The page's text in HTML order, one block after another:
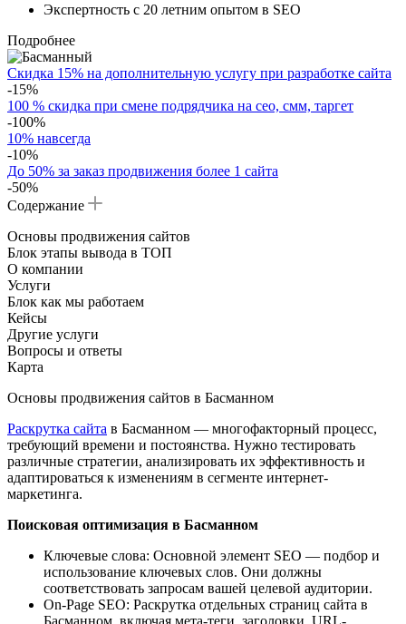
Экспертность с 20 летним опытом в SEO
Подробнее
Скидка 15% на дополнительную услугу при разработке сайта
-15%
100 % скидка при смене подрядчика на сео, смм, таргет
-100%
10% навсегда
-10%
До 50% за заказ продвижения более 1 сайта
-50%
Содержание
Основы продвижения сайтов
Блок этапы вывода в ТОП
О компании
Услуги
Блок как мы работаем
Кейсы
Другие услуги
Вопросы и ответы
Карта
Основы продвижения сайтов в Басманном
Раскрутка сайта в Басманном — многофакторный процесс,
требующий времени и постоянства. Нужно тестировать
различные стратегии, анализировать их эффективность и
адаптироваться к изменениям в сегменте интернет-
маркетинга.
Поисковая оптимизация в Басманном
Ключевые слова: Основной элемент SEO — подбор и
использование ключевых слов. Они должны
соответствовать запросам вашей целевой аудитории.
On-Page SEO: Раскрутка отдельных страниц сайта в
Басманном, включая мета-теги, заголовки, URL-